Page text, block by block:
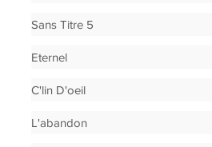
Sans Titre 5
Eternel
C'lin D'oeil
L'abandon